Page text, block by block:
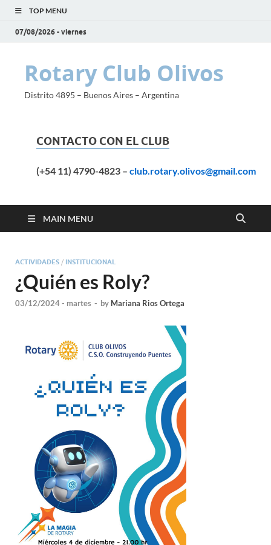
TOP MENU
07/08/2026 - viernes
Rotary Club Olivos
Distrito 4895 – Buenos Aires – Argentina
CONTACTO CON EL CLUB
(+54 11) 4790-4823 – club.rotary.olivos@gmail.com
MAIN MENU
ACTIVIDADES / INSTITUCIONAL
¿Quién es Roly?
03/12/2024 - martes - by Mariana Rios Ortega